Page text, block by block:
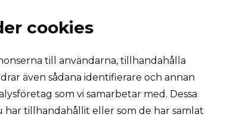
cookies
till användarna, tillhandahålla
även sådana identifierare och annan
som vi samarbetar med. Dessa
tillhandahållit eller som de har samlat